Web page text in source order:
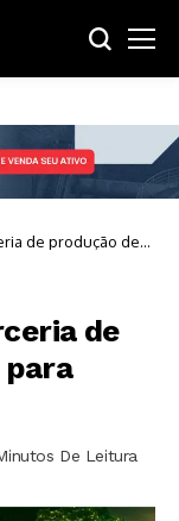
de produção de
de
De Leitura